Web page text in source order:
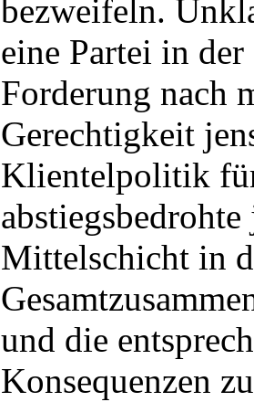
bezweifeln.
eine Partei in
Forderung nach
Gerechtigkeit
Klientelpolitik
Mittelschicht in
und die
Konsequenzen